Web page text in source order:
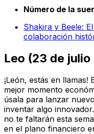
Número de la
Shakira y Beele:
colaboración
Leo (23 de
¡León, estás en
mejor momento
úsala para lanzar
inventar algo
no te faltarán esta
en el plano financiero